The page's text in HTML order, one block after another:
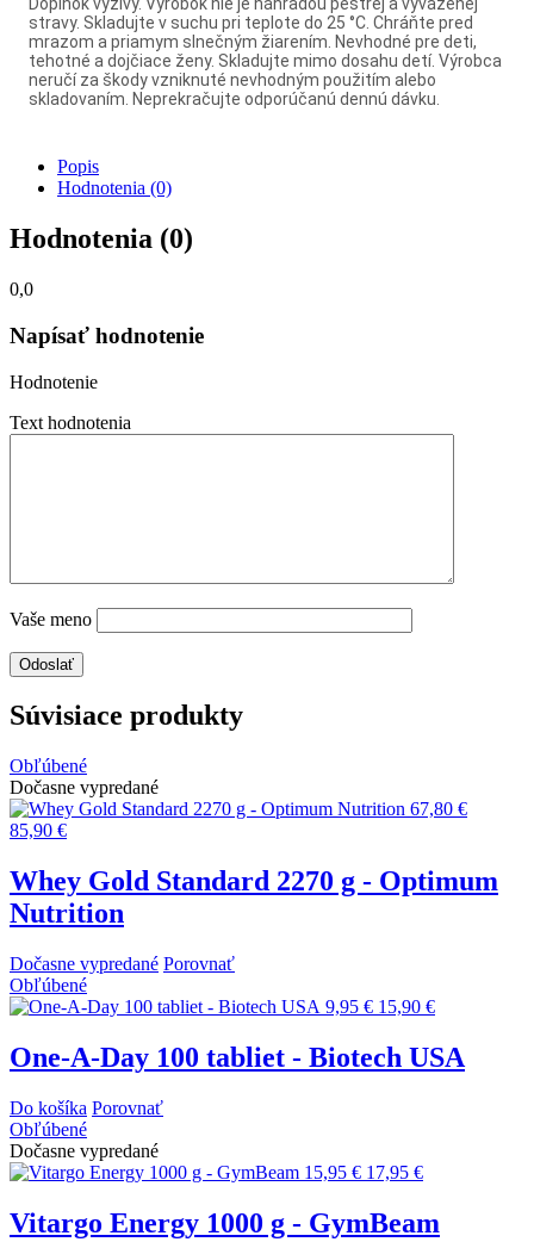
Doplnok výživy. Výrobok nie je náhradou pestrej a vyváženej
stravy. Skladujte v suchu pri teplote do 25 °C. Chráňte pred
mrazom a priamym slnečným žiarením. Nevhodné pre deti,
tehotné a dojčiace ženy. Skladujte mimo dosahu detí. Výrobca
neručí za škody vzniknuté nevhodným použitím alebo
skladovaním. Neprekračujte odporúčanú dennú dávku.
Popis
Hodnotenia (0)
Hodnotenia (0)
0,0
Napísať hodnotenie
Hodnotenie
Text hodnotenia
Vaše meno
Súvisiace produkty
Obľúbené
Dočasne vypredané
67,80 €
85,90 €
Whey Gold Standard 2270 g - Optimum
Nutrition
Dočasne vypredané Porovnať
Obľúbené
9,95 € 15,90 €
One-A-Day 100 tabliet - Biotech USA
Do košíka Porovnať
Obľúbené
Dočasne vypredané
15,95 € 17,95 €
Vitargo Energy 1000 g - GymBeam